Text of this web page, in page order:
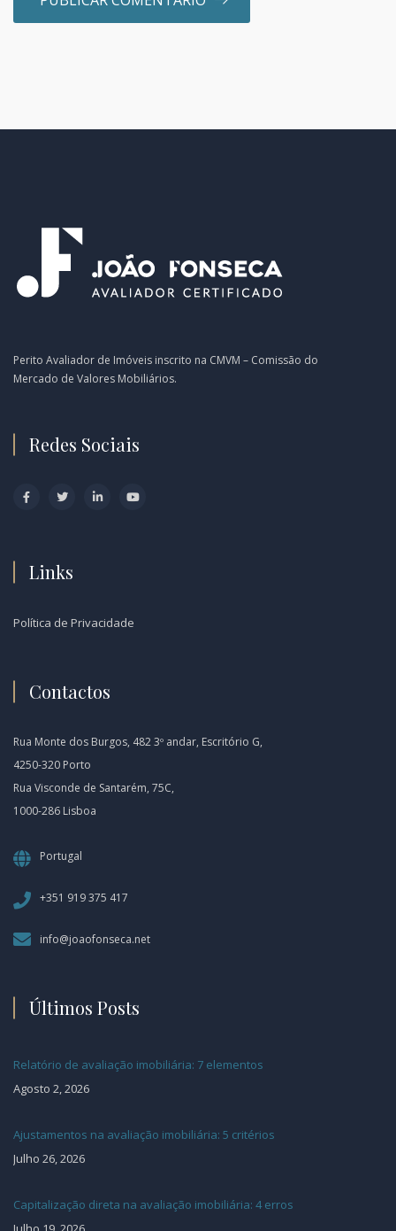
Perito Avaliador de Imóveis inscrito na CMVM – Comissão do
Mercado de Valores Mobiliários.
Redes Sociais
Links
Política de Privacidade
Contactos
Rua Monte dos Burgos, 482 3º andar, Escritório G,
4250-320 Porto
Rua Visconde de Santarém, 75C,
1000-286 Lisboa
Portugal
+351 919 375 417
info@joaofonseca.net
Últimos Posts
Relatório de avaliação imobiliária: 7 elementos
Agosto 2, 2026
Ajustamentos na avaliação imobiliária: 5 critérios
Julho 26, 2026
Capitalização direta na avaliação imobiliária: 4 erros